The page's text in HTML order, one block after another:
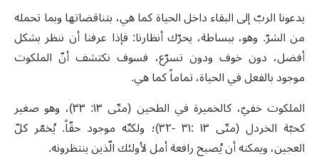
يدعونا الربّ إلى البقاء داخل الحياة كما هي، بتناقضاتها وبما تحمله
من الشرّ. وهو، ببساطة، يحرّك أنظارنا: فإذا عرفنا أن ننظر بشكل
أفضل، دون خوف ودون تسرّع، فسوف نكتشف أنّ الملكوت
موجود بالفعل في الحياة، تماماً كما هي.
الملكوت خفيّ، كالخميرة في الطحين (متّى ١٣: ٣٣)، وهو صغير
كحبّة الخردل (متّى ١٣ :٣١ -٣٢)؛ ولكنّه موجود حقّاً. يُخمّر كلّ
العجين، ويمكنه أن يُصبح رافعة أمل لأولئك الّذين ينتظرونه.